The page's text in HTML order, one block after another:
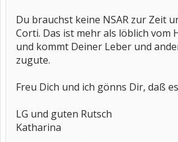
Du brauchst keine NSAR zur Zeit
Corti. Das ist mehr als löblich vom
und kommt Deiner Leber und
zugute.
Freu Dich und ich gönns Dir, daß
LG und guten Rutsch
Katharina